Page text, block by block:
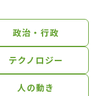
政治・行政
テクノロジー
人の動き